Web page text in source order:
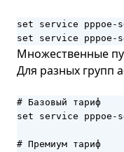
set service pppoe-
set service pppoe-
Множественные
Для разных групп
# Базовый тариф
set service
# Премиум тариф